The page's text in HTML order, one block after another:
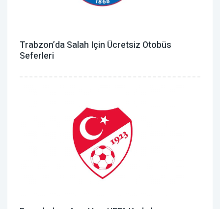
Trabzon’da Salah Için Ücretsiz Otobüs
Seferleri